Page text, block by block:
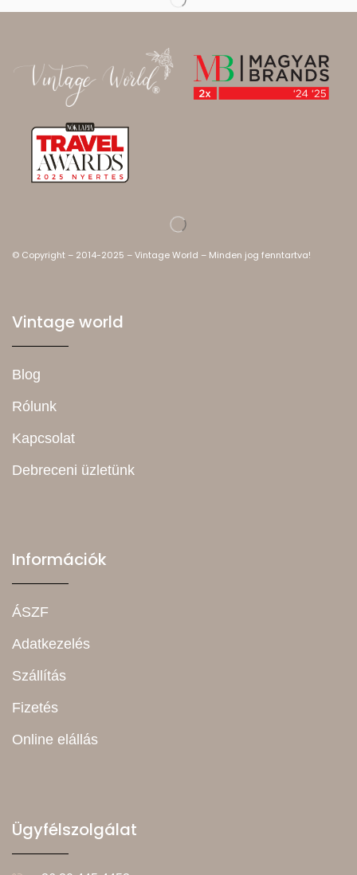
© Copyright – 2014-2025 – Vintage World – Minden jog fenntartva!
Vintage world
Blog
Rólunk
Kapcsolat
Debreceni üzletünk
Információk
ÁSZF
Adatkezelés
Szállítás
Fizetés
Online elállás
Ügyfélszolgálat